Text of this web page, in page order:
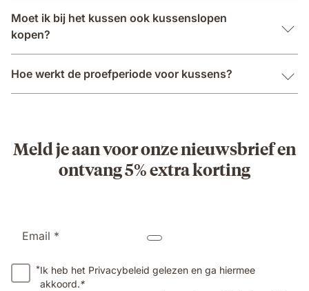
Moet ik bij het kussen ook kussenslopen
kopen?
Hoe werkt de proefperiode voor kussens?
Meld je aan voor onze nieuwsbrief en
ontvang 5% extra korting
Email *
*Ik heb het Privacybeleid gelezen en ga hiermee
akkoord.*